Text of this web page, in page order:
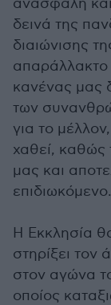
ανασφαλή
δεινά της
διαιώνισης
απαράλλακτο
κανένας μας
των
για το
χαθεί, καθώς
μας και
επιδιωκόμενο.
Η Εκκλησία
στηρίξει
στον αγώνα
οποίος